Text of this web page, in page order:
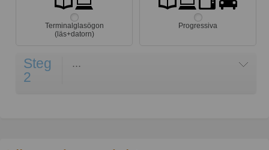
Terminalglasögon
(läs+datorn)
Progressiva
Steg
2
...